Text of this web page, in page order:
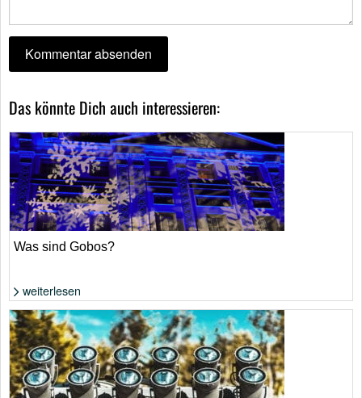
Das könnte Dich auch interessieren:
Foto: Shutterstock von paula french
Was sind Gobos?
weiterlesen